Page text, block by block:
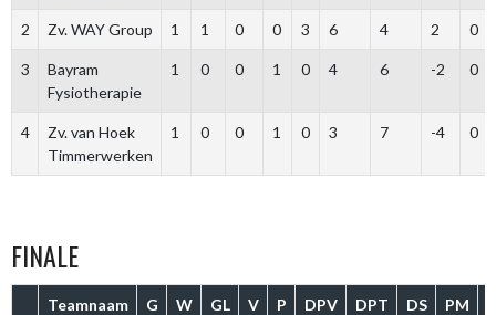
2 Zv. WAY Group 1 1 0 0 3 6 4 2 0
3
Bayram
Fysiotherapie
1 0 0 1 0 4 6 -2 0
4
Zv. van Hoek
Timmerwerken
1 0 0 1 0 3 7 -4 0
FINALE
Teamnaam G W GL V P DPV DPT DS PM